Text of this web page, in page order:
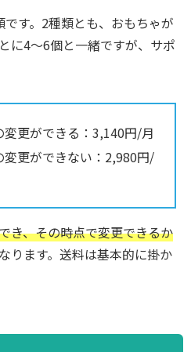
す。2種類とも、おもちゃが
に4～6個と一緒ですが、サポ
更ができる：3,140円/月
更ができない：2,980円/
き、その時点で変更できるか
ります。送料は基本的に掛か